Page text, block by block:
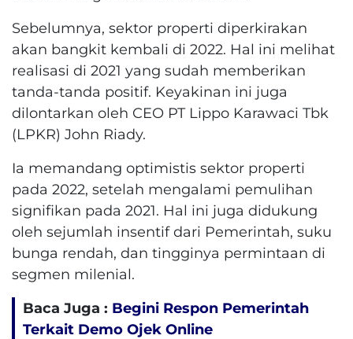
Sebelumnya, sektor properti diperkirakan
akan bangkit kembali di 2022. Hal ini melihat
realisasi di 2021 yang sudah memberikan
tanda-tanda positif. Keyakinan ini juga
dilontarkan oleh CEO PT Lippo Karawaci Tbk
(LPKR) John Riady.
Ia memandang optimistis sektor properti
pada 2022, setelah mengalami pemulihan
signifikan pada 2021. Hal ini juga didukung
oleh sejumlah insentif dari Pemerintah, suku
bunga rendah, dan tingginya permintaan di
segmen milenial.
Baca Juga : Begini Respon Pemerintah
Terkait Demo Ojek Online